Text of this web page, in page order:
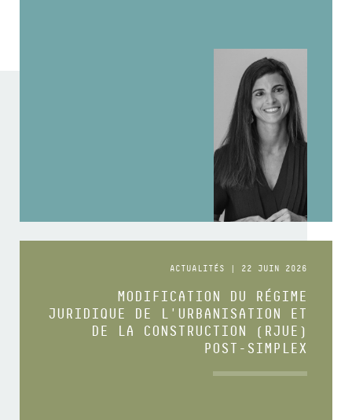
ACTUALITÉS | 22 JUIN 2026
MODIFICATION DU RÉGIME
JURIDIQUE DE L'URBANISATION ET
DE LA CONSTRUCTION (RJUE)
POST-SIMPLEX